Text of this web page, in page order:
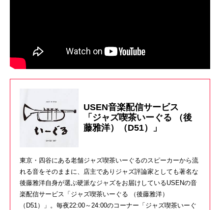
USEN音楽配信サービス
「ジャズ喫茶いーぐる （後
藤雅洋）（D51）」
東京・四谷にある老舗ジャズ喫茶いーぐるのスピーカーから流
れる音をそのままに、店主でありジャズ評論家としても著名な
後藤雅洋自身が選ぶ硬派なジャズをお届けしているUSENの音
楽配信サービス「ジャズ喫茶いーぐる （後藤雅洋）
（D51）」。毎夜22:00～24:00のコーナー「ジャズ喫茶いーぐ